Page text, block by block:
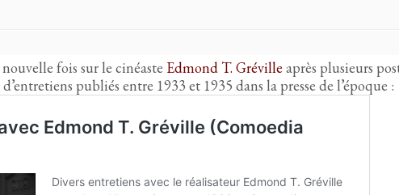
fois sur le cinéaste Edmond T. Gréville après plusieurs
publiés entre 1933 et 1935 dans la presse de l’époque :